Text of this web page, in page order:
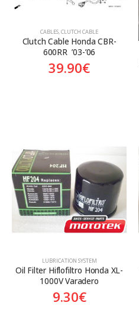
CABLES,CLUTCH CABLE
Clutch Cable Honda CBR-
600RR  ’03-’06
39.90€
LUBRICATION SYSTEM
Oil Filter Hiflofiltro Honda XL-
1000V Varadero
9.30€